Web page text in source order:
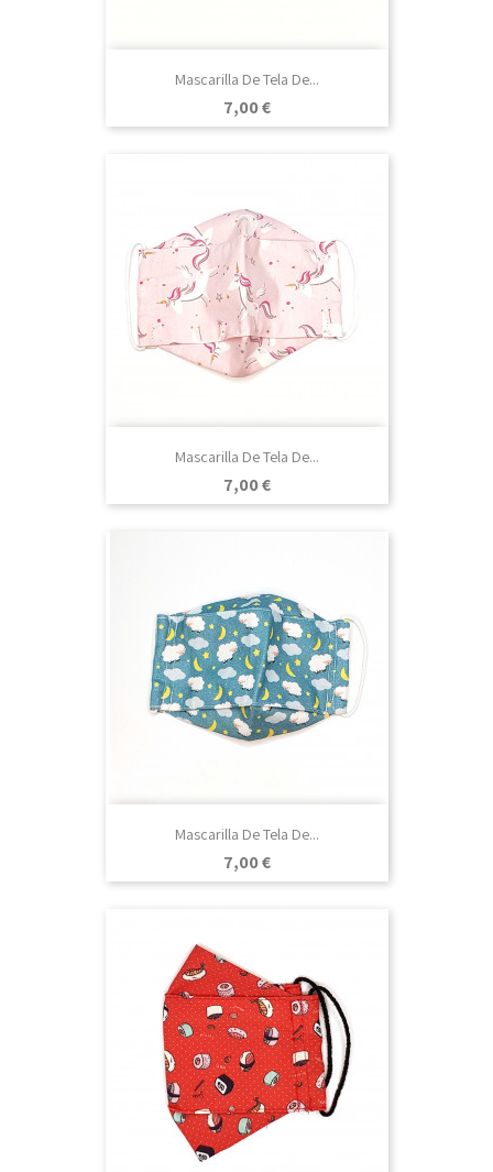
Mascarilla De Tela De...
Precio
7,00 €
Mascarilla De Tela De...
Precio
7,00 €
Mascarilla De Tela De...
Precio
7,00 €